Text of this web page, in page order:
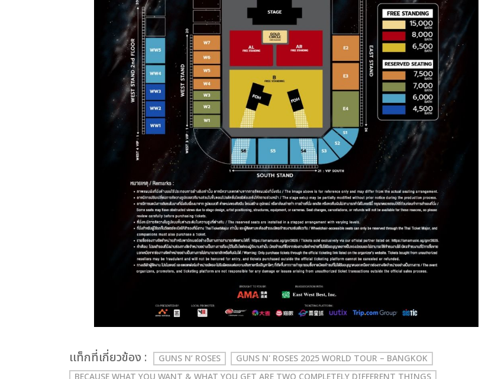
เเท็กที่เกี่ยวข้อง : GUNS N’ ROSES
GUNS N' ROSES 2025 WORLD TOUR – BANGKOK